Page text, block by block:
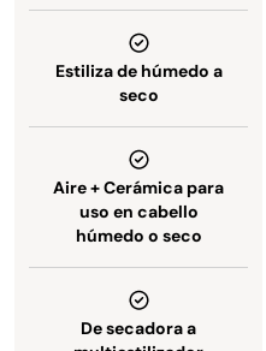
Estiliza de húmedo a
seco
Aire + Cerámica para
uso en cabello
húmedo o seco
De secadora a